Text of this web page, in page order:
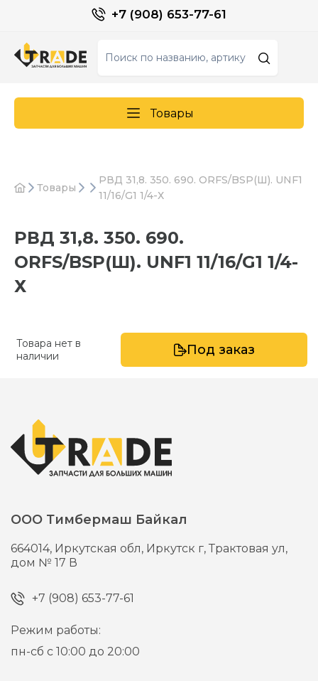
+7 (908) 653-77-61
Товары
Товары
РВД 31,8. 350. 690. ORFS/BSP(Ш). UNF1
11/16/G1 1/4-Х
РВД 31,8. 350. 690.
ORFS/BSP(Ш). UNF1 11/16/G1 1/4-
Х
Товара нет в
наличии
Под заказ
ООО Тимбермаш Байкал
664014, Иркутская обл, Иркутск г,Трактовая ул,
дом № 17 В
+7 (908) 653-77-61
Режим работы:
пн-сб с 10:00 до 20:00